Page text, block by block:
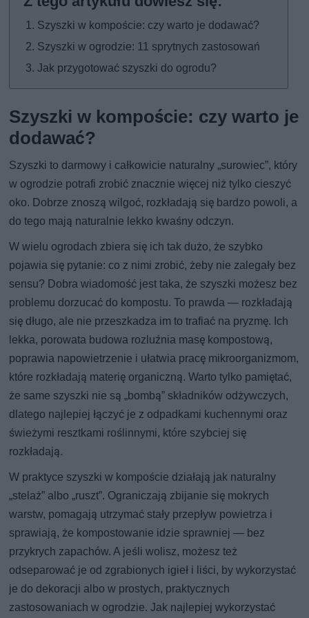
Szyszki w kompoście: czy warto je dodawać?
Szyszki w ogrodzie: 11 sprytnych zastosowań
Jak przygotować szyszki do ogrodu?
Szyszki w kompoście: czy warto je
dodawać?
Szyszki to darmowy i całkowicie naturalny „surowiec”, który
w ogrodzie potrafi zrobić znacznie więcej niż tylko cieszyć
oko. Dobrze znoszą wilgoć, rozkładają się bardzo powoli, a
do tego mają naturalnie lekko kwaśny odczyn.
W wielu ogrodach zbiera się ich tak dużo, że szybko
pojawia się pytanie: co z nimi zrobić, żeby nie zalegały bez
sensu? Dobra wiadomość jest taka, że szyszki możesz bez
problemu dorzucać do kompostu. To prawda — rozkładają
się długo, ale nie przeszkadza im to trafiać na pryzmę. Ich
lekka, porowata budowa rozluźnia masę kompostową,
poprawia napowietrzenie i ułatwia pracę mikroorganizmom,
które rozkładają materię organiczną. Warto tylko pamiętać,
że same szyszki nie są „bombą” składników odżywczych,
dlatego najlepiej łączyć je z odpadkami kuchennymi oraz
świeżymi resztkami roślinnymi, które szybciej się
rozkładają.
W praktyce szyszki w kompoście działają jak naturalny
„stelaż” albo „ruszt”. Ograniczają zbijanie się mokrych
warstw, pomagają utrzymać stały przepływ powietrza i
sprawiają, że kompostowanie idzie sprawniej — bez
przykrych zapachów. A jeśli wolisz, możesz też
odseparować je od zgrabionych igieł i liści, by wykorzystać
je do dekoracji albo w prostych, praktycznych
zastosowaniach w ogrodzie. Jak najlepiej wykorzystać